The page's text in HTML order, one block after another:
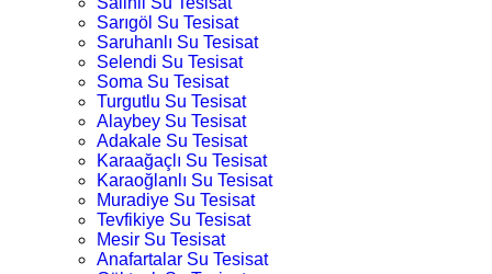
Sarıgöl Su Tesisat
Saruhanlı Su Tesisat
Selendi Su Tesisat
Soma Su Tesisat
Turgutlu Su Tesisat
Alaybey Su Tesisat
Adakale Su Tesisat
Karaağaçlı Su Tesisat
Karaoğlanlı Su Tesisat
Muradiye Su Tesisat
Tevfikiye Su Tesisat
Mesir Su Tesisat
Anafartalar Su Tesisat